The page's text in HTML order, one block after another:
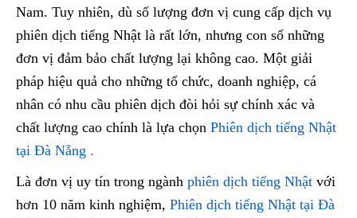
Nam. Tuy nhiên, dù số lượng đơn vị cung cấp dịch vụ
phiên dịch tiếng Nhật là rất lớn, nhưng con số những
đơn vị đảm bảo chất lượng lại không cao. Một giải
pháp hiệu quả cho những tổ chức, doanh nghiệp, cá
nhân có nhu cầu phiên dịch đòi hỏi sự chính xác và
chất lượng cao chính là lựa chọn Phiên dịch tiếng Nhật
tại Đà Nẵng .
Là đơn vị uy tín trong ngành phiên dịch tiếng Nhật với
hơn 10 năm kinh nghiệm, Phiên dịch tiếng Nhật tại Đà